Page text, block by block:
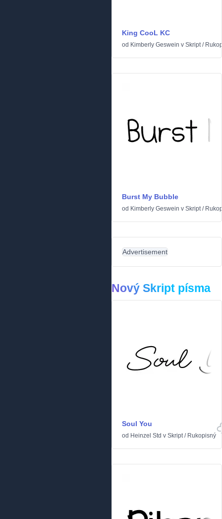
King CooL KC
od Kimberly Geswein v Skript/
Burst My Bubble
od Kimberly Geswein v Skript/
Advertisement
Nový Skript písma
Soul You
od Heinzel Std v Skript/ Rukopisný